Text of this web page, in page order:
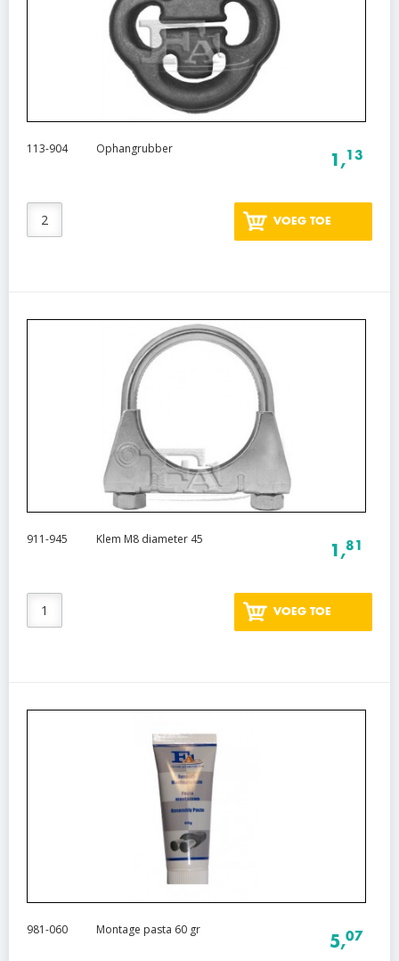
113-904 Ophangrubber
1,13
VOEG TOE
911-945 Klem M8 diameter 45
1,81
VOEG TOE
981-060 Montage pasta 60 gr
5,07